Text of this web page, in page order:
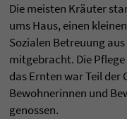
Die meisten Kräuter
ums Haus, einen
Sozialen Betreuung
mitgebracht. Die
das Ernten war Teil der
Bewohnerinnen und
genossen.